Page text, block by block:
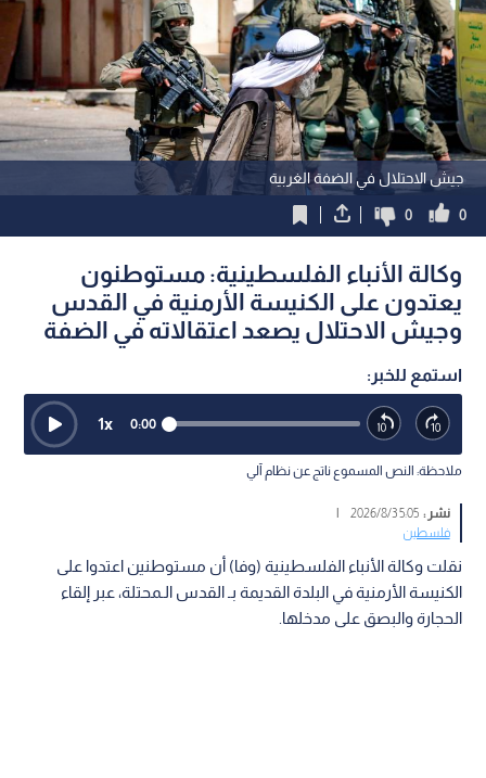
جيش الاحتلال في الضفة الغربية
0
0
وكالة الأنباء الفلسطينية: مستوطنون
يعتدون على الكنيسة الأرمنية في القدس
وجيش الاحتلال يصعد اعتقالاته في الضفة
استمع للخبر:
0:00
1x
ملاحظة: النص المسموع ناتج عن نظام آلي
نشر :5:05 2026/8/3
|
فلسطين
نقلت وكالة الأنباء الفلسطينية (وفا) أن مستوطنين اعتدوا على
الكنيسة الأرمنية في البلدة القديمة بـ القدس الـمحتلة، عبر إلقاء
الحجارة والبصق على مدخلها.